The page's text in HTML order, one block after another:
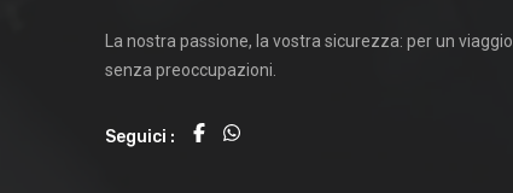
La nostra passione, la vostra sicurezza: per un viaggio
senza preoccupazioni.
Seguici :